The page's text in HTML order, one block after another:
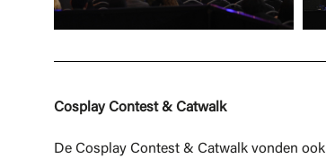
Cosplay Contest & Catwalk
De Cosplay Contest & Catwalk vonden